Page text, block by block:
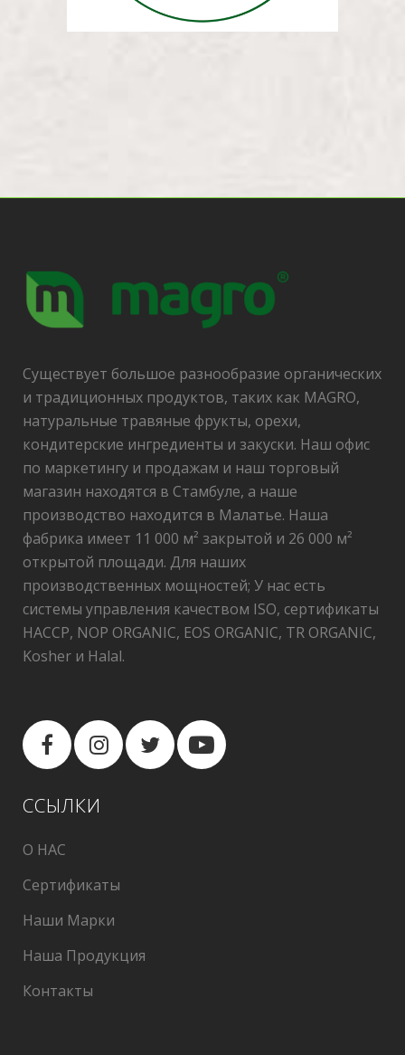
Существует большое разнообразие органических
и традиционных продуктов, таких как MAGRO,
натуральные травяные фрукты, орехи,
кондитерские ингредиенты и закуски. Наш офис
по маркетингу и продажам и наш торговый
магазин находятся в Стамбуле, а наше
производство находится в Малатье. Наша
фабрика имеет 11 000 м² закрытой и 26 000 м²
открытой площади. Для наших
производственных мощностей; У нас есть
системы управления качеством ISO, сертификаты
HACCP, NOP ORGANIC, EOS ORGANIC, TR ORGANIC,
Kosher и Halal.
ССЫЛКИ
О НАС
Cертификаты
Наши Марки
Наша Продукция
Контакты